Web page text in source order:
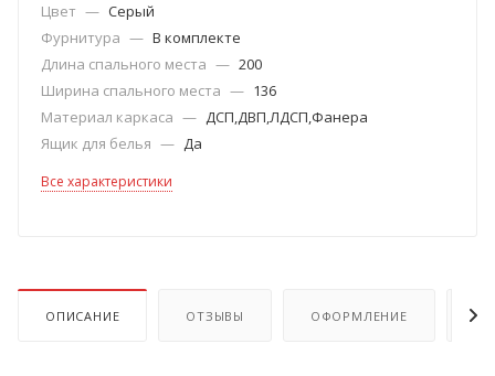
Цвет — Серый
Фурнитура — В комплекте
Длина спального места — 200
Ширина спального места — 136
Материал каркаса — ДСП,ДВП,ЛДСП,Фанера
Ящик для белья — Да
Все характеристики
ОПИСАНИЕ ОТЗЫВЫ ОФОРМЛЕНИЕ